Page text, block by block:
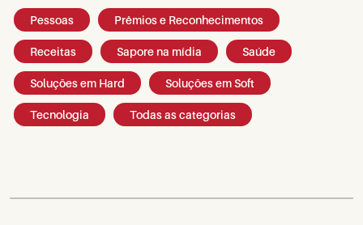
Pessoas Prêmios e Reconhecimentos
Receitas Sapore na mídia Saúde
Soluções em Hard Soluções em Soft
Tecnologia Todas as categorias